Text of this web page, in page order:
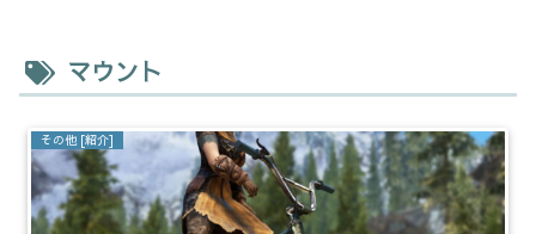
マウント
その他 [紹介]